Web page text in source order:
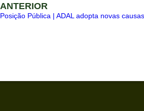
ANTERIOR
Posição Pública | ADAL adopta novas causas